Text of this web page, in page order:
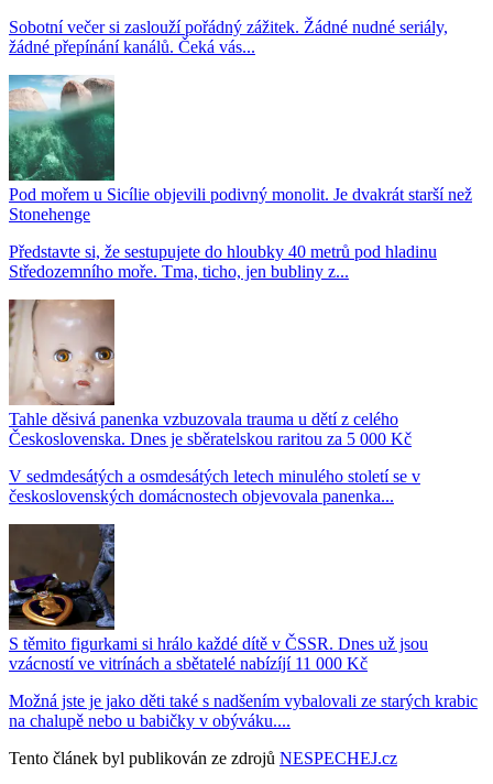
Sobotní večer si zaslouží pořádný zážitek. Žádné nudné seriály,
žádné přepínání kanálů. Čeká vás...
Pod mořem u Sicílie objevili podivný monolit. Je dvakrát starší než
Stonehenge
Představte si, že sestupujete do hloubky 40 metrů pod hladinu
Středozemního moře. Tma, ticho, jen bubliny z...
Tahle děsivá panenka vzbuzovala trauma u dětí z celého
Československa. Dnes je sběratelskou raritou za 5 000 Kč
V sedmdesátých a osmdesátých letech minulého století se v
československých domácnostech objevovala panenka...
S těmito figurkami si hrálo každé dítě v ČSSR. Dnes už jsou
vzácností ve vitrínách a sbětatelé nabízíjí 11 000 Kč
Možná jste je jako děti také s nadšením vybalovali ze starých krabic
na chalupě nebo u babičky v obýváku....
Tento článek byl publikován ze zdrojů NESPECHEJ.cz